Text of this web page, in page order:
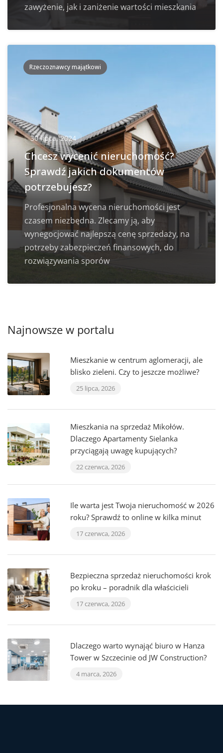
zawyżenie, jak i zaniżenie wartości mieszkania
Rzeczoznawcy majątkowi
30 lipca, 2024
Chcesz wycenić nieruchomość?
Sprawdź jakich dokumentów
potrzebujesz?
Profesjonalna wycena nieruchomości jest
czasem niezbędna. Zlecamy ją, aby
wynegocjować najlepszą cenę sprzedaży, na
potrzeby zabezpieczeń finansowych, do
rozwiązywania sporów
Najnowsze w portalu
Mieszkanie w centrum aglomeracji, ale
blisko zieleni. Czy to jeszcze możliwe?
25 lipca, 2026
Mieszkania na sprzedaż Mikołów.
Dlaczego Apartamenty Sielanka
przyciągają uwagę kupujących?
22 czerwca, 2026
Ile warta jest Twoja nieruchomość w 2026
roku? Sprawdź to online w kilka minut
17 czerwca, 2026
Bezpieczna sprzedaż nieruchomości krok
po kroku – poradnik dla właścicieli
17 czerwca, 2026
Dlaczego warto wynająć biuro w Hanza
Tower w Szczecinie od JW Construction?
4 marca, 2026